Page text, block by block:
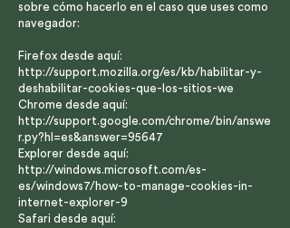
sobre cómo hacerlo en el caso que uses como
navegador:
Firefox desde aquí:
http://support.mozilla.org/es/kb/habilitar-y-
deshabilitar-cookies-que-los-sitios-we
Chrome desde aquí:
http://support.google.com/chrome/bin/answe
r.py?hl=es&answer=95647
Explorer desde aquí:
http://windows.microsoft.com/es-
es/windows7/how-to-manage-cookies-in-
internet-explorer-9
Safari desde aquí: